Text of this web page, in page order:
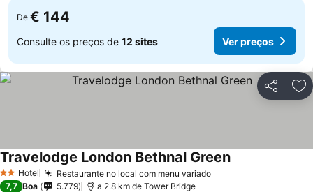
De € 144
Consulte os preços de 12 sites Ver preços
Partilhar
2 Estrelas
Hotel Restaurante no local com menu variadoVer preços
Travelodge London Bethnal GreenVer preços
7,7 Boa 5.779 a 2.8 km de Tower Bridge